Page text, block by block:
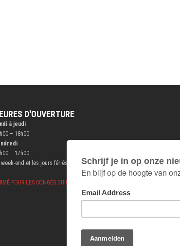
D'OUVERTURE
à jeudi
– 18h00
– 17h00
week-end et les jours fériés fermé
POUR LES CONGÉS DU BÂTIMENT DU 18 AU 26 JUILLET INCLUS.